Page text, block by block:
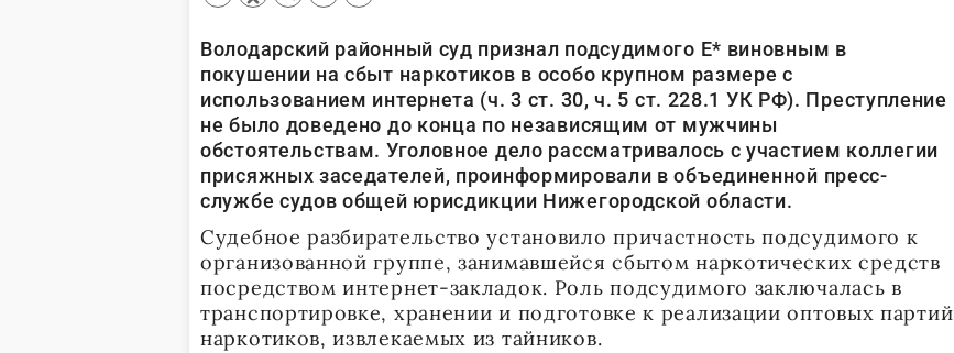
Володарский районный суд признал подсудимого Е* виновным в
покушении на сбыт наркотиков в особо крупном размере с
использованием интернета (ч. 3 ст. 30, ч. 5 ст. 228.1 УК РФ). Преступление
не было доведено до конца по независящим от мужчины
обстоятельствам. Уголовное дело рассматривалось с участием коллегии
присяжных заседателей, проинформировали в объединенной пресс-
службе судов общей юрисдикции Нижегородской области.
Судебное разбирательство установило причастность подсудимого к
организованной группе, занимавшейся сбытом наркотических средств
посредством интернет-закладок. Роль подсудимого заключалась в
транспортировке, хранении и подготовке к реализации оптовых партий
наркотиков, извлекаемых из тайников.